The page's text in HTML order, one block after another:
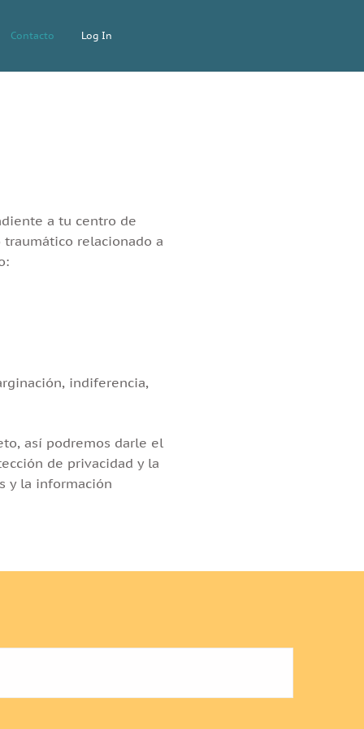
Contacto Log In
a tu centro de
relacionado a
indiferencia,
así podremos darle el
de privacidad y la
y la información